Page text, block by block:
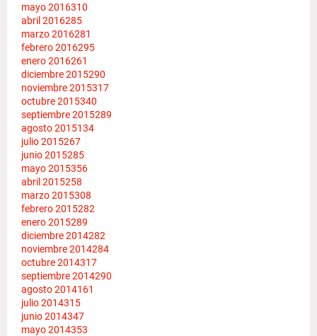
mayo 2016310
abril 2016285
marzo 2016281
febrero 2016295
enero 2016261
diciembre 2015290
noviembre 2015317
octubre 2015340
septiembre 2015289
agosto 2015134
julio 2015267
junio 2015285
mayo 2015356
abril 2015258
marzo 2015308
febrero 2015282
enero 2015289
diciembre 2014282
noviembre 2014284
octubre 2014317
septiembre 2014290
agosto 2014161
julio 2014315
junio 2014347
mayo 2014353